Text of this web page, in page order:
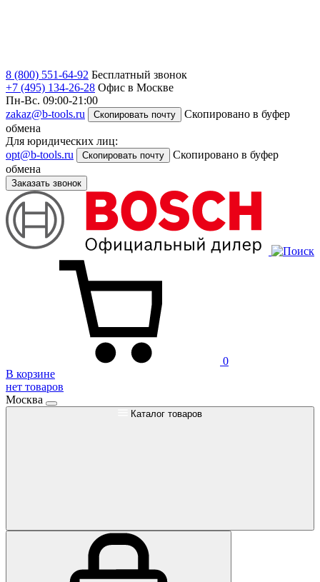
8 (800) 551-64-92 Бесплатный звонок
+7 (495) 134-26-28 Офис в Москве
Пн-Вс. 09:00-21:00
zakaz@b-tools.ru
Скопировать почту
Скопировано в буфер
обмена
Для юридических лиц:
opt@b-tools.ru
Скопировать почту
Скопировано в буфер
обмена
Заказать звонок
0
В корзине
нет товаров
Москва
Каталог товаров